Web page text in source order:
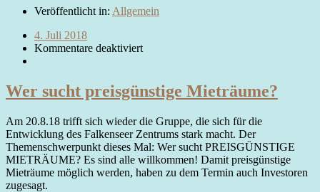
Veröffentlicht in: Allgemein
4. Juli 2018
Kommentare deaktiviert
Wer sucht preisgünstige Mieträume?
Am 20.8.18 trifft sich wieder die Gruppe, die sich für die
Entwicklung des Falkenseer Zentrums stark macht. Der
Themenschwerpunkt dieses Mal: Wer sucht PREISGÜNSTIGE
MIETRÄUME? Es sind alle willkommen! Damit preisgünstige
Mieträume möglich werden, haben zu dem Termin auch Investoren
zugesagt.